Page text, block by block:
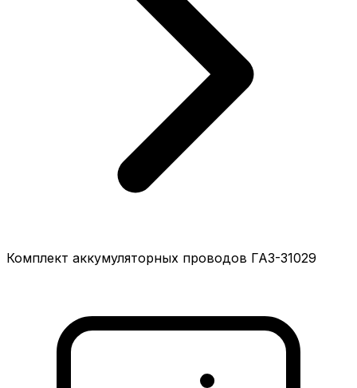
Комплект аккумуляторных проводов ГАЗ-31029